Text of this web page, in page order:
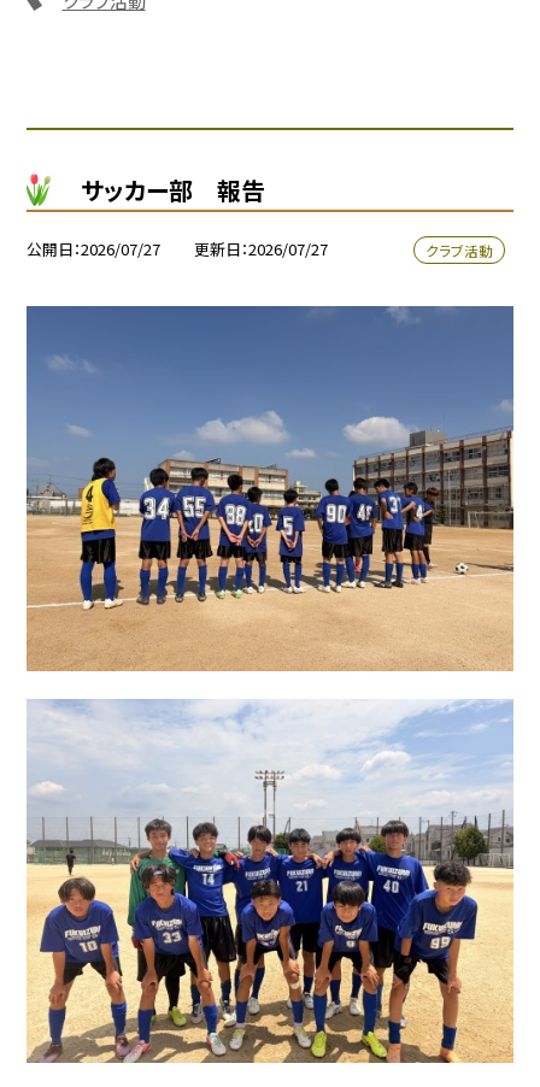
サッカー部 報告
公開日 2026/07/27 更新日 2026/07/27 クラブ活動